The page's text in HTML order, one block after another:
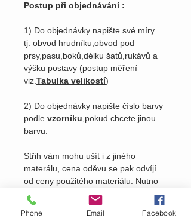
Postup při objednávání :
1) Do objednávky napište své míry
tj. obvod hrudníku,obvod pod
prsy,pasu,boků,délku šatů,rukávů a
výšku postavy (postup měření
viz.Tabulka velikostí)
2) Do objednávky napište číslo barvy
podle vzorníku,pokud chcete jinou
barvu.
Střih vám mohu ušít i z jiného
materálu, cena oděvu se pak odvíjí
od ceny použitého materiálu. Nutno
domluvit osobně viz.
našem webu.
Phone Email Facebook